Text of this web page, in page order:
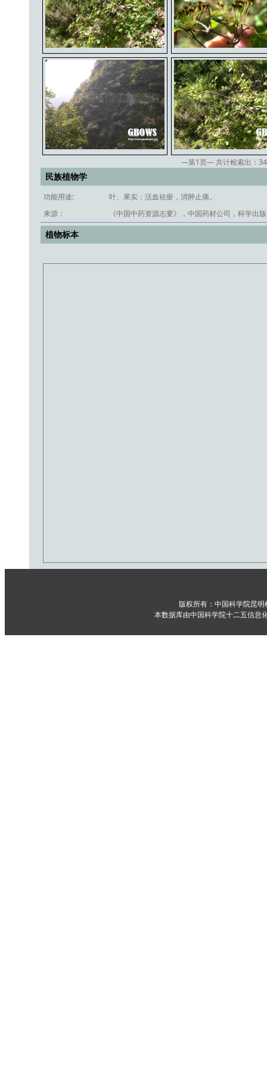
—第1页— 共计检索出： 34
民族植物学
功能用途:
叶、果实：活血祛瘀，消肿止痛。
来源：
《中国中药资源志要》，中国药材公司，科学出
植物标本
版权所有：中国科学院昆
本数据库由中国科学院十二五信息